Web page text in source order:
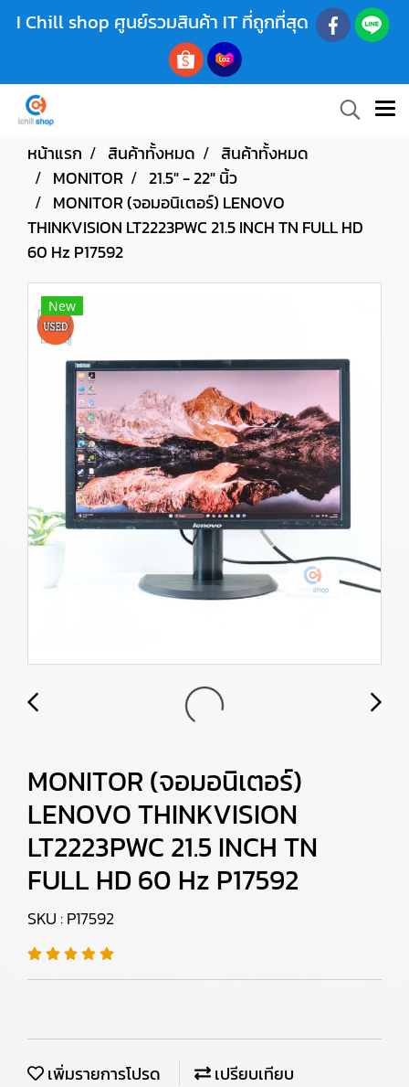
I Chill shop ศูนย์รวมสินค้า IT ที่ถูกที่สุด
หน้าแรก สินค้าทั้งหมด
สินค้าทั้งหมด
MONITOR
21.5" - 22" นิ้ว
MONITOR (จอมอนิเตอร์) LENOVO
THINKVISION LT2223PWC 21.5 INCH TN FULL HD
60 Hz P17592
New
MONITOR (จอมอนิเตอร์)
LENOVO THINKVISION
LT2223PWC 21.5 INCH TN
FULL HD 60 Hz P17592
SKU : P17592
เพิ่มรายการโปรด
เปรียบเทียบ